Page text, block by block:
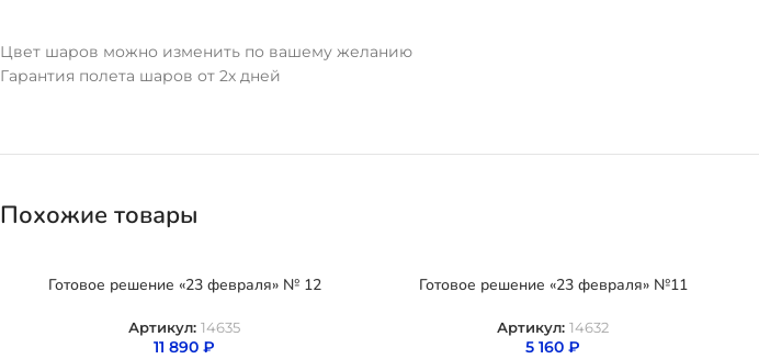
Цвет шаров можно изменить по вашему желанию
Гарантия полета шаров от 2х дней
Похожие товары
Готовое решение «23 февраля» № 12
Артикул: 14635
11 890 ₽
Готовое решение «23 февраля» №11
Артикул: 14632
5 160 ₽